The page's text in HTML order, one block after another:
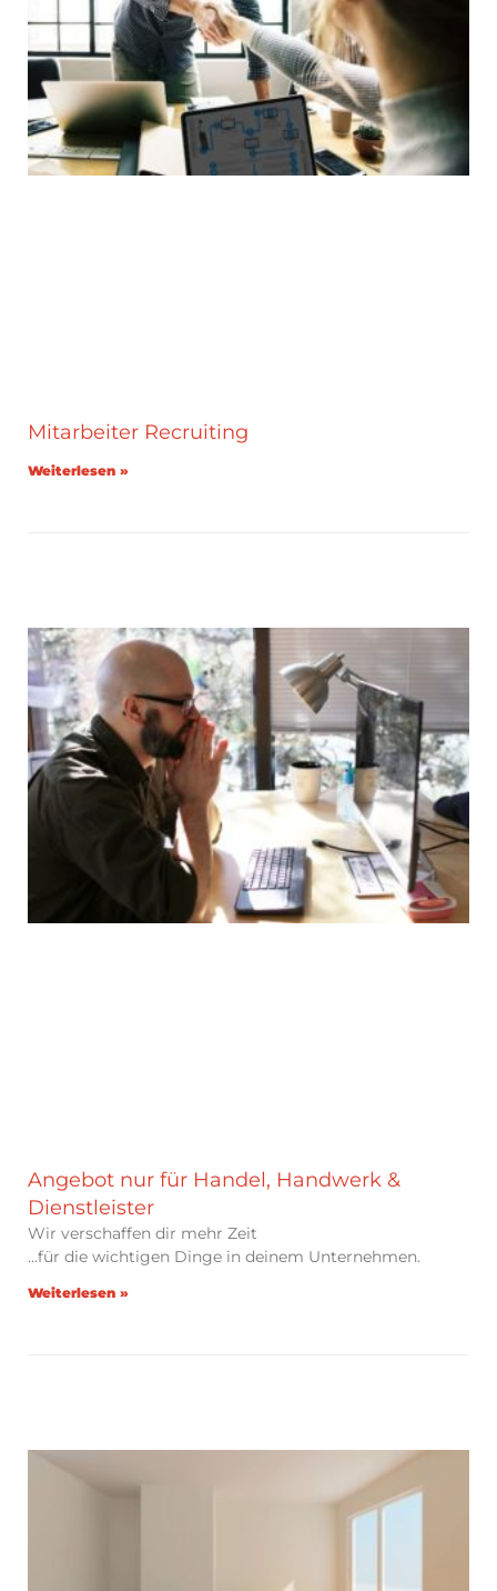
Mitarbeiter Recruiting
Weiterlesen »
Angebot nur für Handel, Handwerk &
Dienstleister
Wir verschaffen dir mehr Zeit
…für die wichtigen Dinge in deinem Unternehmen.
Weiterlesen »